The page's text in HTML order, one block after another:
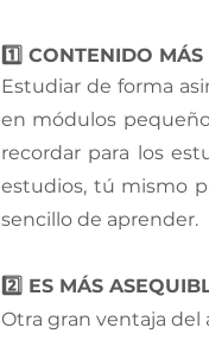
1️⃣ CONTENIDO
Estudiar de forma
en módulos
recordar para los
estudios, tú mismo
sencillo de aprender.
2️⃣ ES MÁS
Otra gran ventaja del